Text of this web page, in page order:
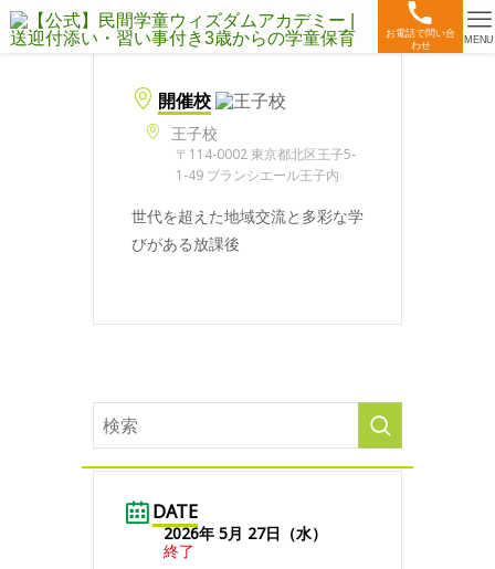
お電話で問い合
わせ
MENU
開催校
王子校
〒114-0002 東京都北区王子5-
1-49 ブランシエール王子内
世代を超えた地域交流と多彩な学
びがある放課後
DATE
2026年 5月 27日（水）
終了